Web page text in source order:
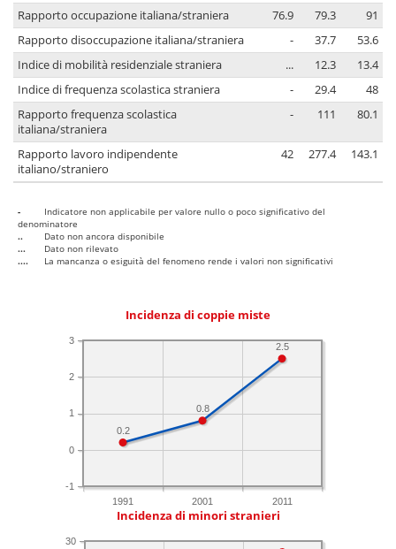
Rapporto occupazione italiana/straniera
76.9 79.3
91
Rapporto disoccupazione italiana/straniera
- 37.7
53.6
Indice di mobilità residenziale straniera
... 12.3
13.4
Indice di frequenza scolastica straniera
- 29.4
48
Rapporto frequenza scolastica
italiana/straniera
- 111 80.1
Rapporto lavoro indipendente
italiano/straniero
42 277.4 143.1
-
Indicatore non applicabile per valore nullo o poco significativo del
denominatore
..
Dato non ancora disponibile
...
Dato non rilevato
....
La mancanza o esiguità del fenomeno rende i valori non significativi
Incidenza di coppie miste
1991 2001 2011
-1
0
1
2
3
2.5
0.8
0.2
Incidenza di minori stranieri
30